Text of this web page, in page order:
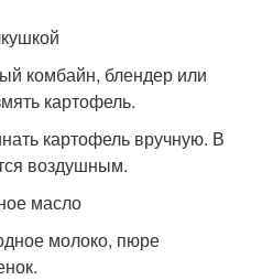
комбайн, блендер или
картофель.
картофель вручную. В
воздушным.
масло
молоко, пюре